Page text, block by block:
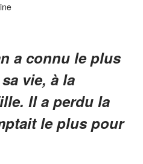
a connu le plus
vie, à la
Il a perdu la
le plus pour